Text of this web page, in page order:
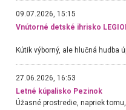
09.07.2026, 15:15
Vnútorné detské ihrisko
27.06.2026, 16:53
Letné kúpalisko Pezinok